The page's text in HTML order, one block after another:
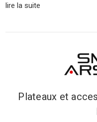
lire la suite
Plateaux et